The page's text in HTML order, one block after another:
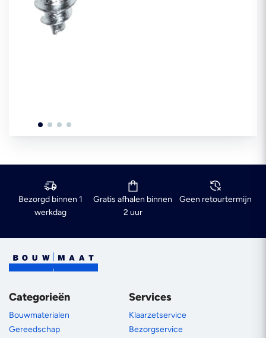
Bezorgd binnen 1
werkdag
Gratis afhalen binnen
2 uur
Geen retourtermijn
Categorieën
Bouwmaterialen
Gereedschap
Services
Klaarzetservice
Bezorgservice